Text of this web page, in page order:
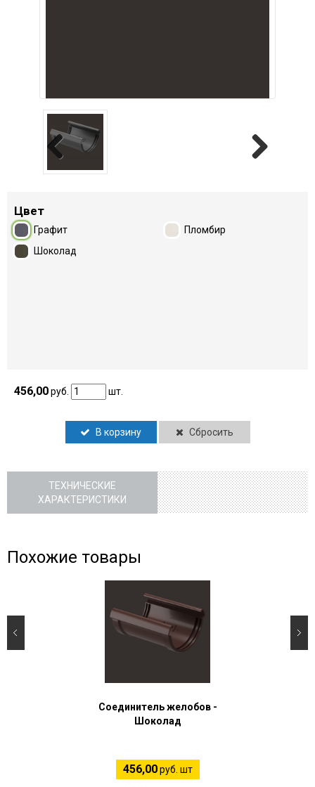
Previous
Цвет
Графит
Пломбир
Шоколад
456,00руб. шт.
В корзину Сбросить
ТЕХНИЧЕСКИЕ
ХАРАКТЕРИСТИКИ
Похожие товары
Соединитель желобов -
Шоколад
456,00руб. шт